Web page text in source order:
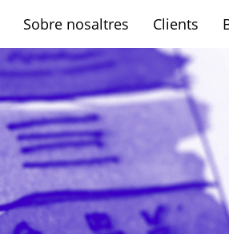
Sobre nosaltres Clients